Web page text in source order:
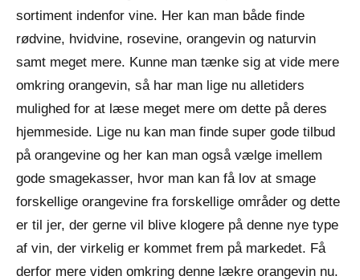
sortiment indenfor vine. Her kan man både finde
rødvine, hvidvine, rosevine, orangevin og naturvin
samt meget mere. Kunne man tænke sig at vide mere
omkring orangevin, så har man lige nu alletiders
mulighed for at læse meget mere om dette på deres
hjemmeside. Lige nu kan man finde super gode tilbud
på orangevine og her kan man også vælge imellem
gode smagekasser, hvor man kan få lov at smage
forskellige orangevine fra forskellige områder og dette
er til jer, der gerne vil blive klogere på denne nye type
af vin, der virkelig er kommet frem på markedet. Få
derfor mere viden omkring denne lækre orangevin nu.